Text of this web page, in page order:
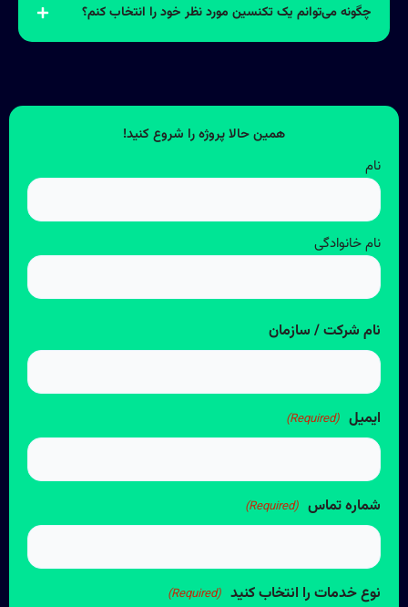
چگونه می‌توانم یک تکنسین مورد نظر خود را انتخاب کنم؟
همین حالا پروژه را شروع کنید!
نام
نام خانوادگی
نام شرکت / سازمان
ایمیل (Required)
شماره تماس (Required)
نوع خدمات را انتخاب کنید (Required)